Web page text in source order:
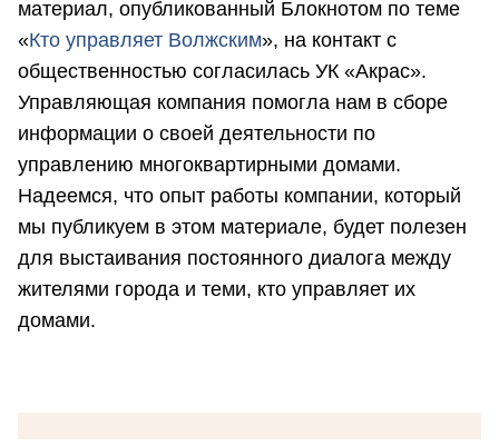
материал, опубликованный Блокнотом по теме
«Кто управляет Волжским», на контакт с
общественностью согласилась УК «Акрас».
Управляющая компания помогла нам в сборе
информации о своей деятельности по
управлению многоквартирными домами.
Надеемся, что опыт работы компании, который
мы публикуем в этом материале, будет полезен
для выстаивания постоянного диалога между
жителями города и теми, кто управляет их
домами.